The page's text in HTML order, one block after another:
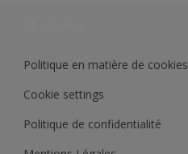
Politique en matière de cookies
Cookie settings
Politique de confidentialité